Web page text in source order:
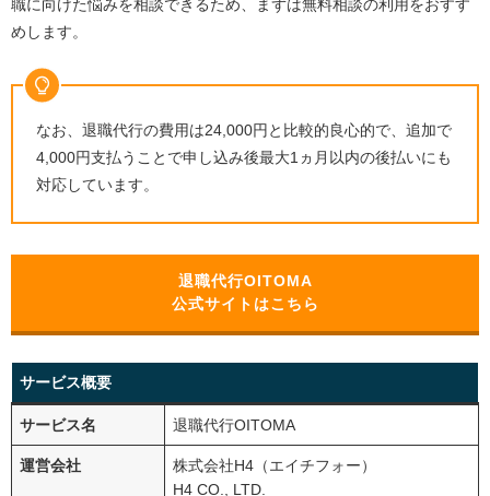
職に向けた悩みを相談できるため、まずは無料相談の利用をおすす
めします。
なお、退職代行の費用は24,000円と比較的良心的で、追加で
4,000円支払うことで申し込み後最大1ヵ月以内の後払いにも
対応しています。
退職代行OITOMA
公式サイトはこちら
サービス概要
サービス名 退職代行OITOMA
運営会社
株式会社H4（エイチフォー）
H4 CO., LTD.